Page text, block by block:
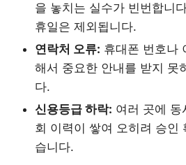
을 놓치는 실수가 빈번합니
휴일은 제외됩니다.
연락처 오류: 휴대폰 번호나
해서 중요한 안내를 받지 못
다.
신용등급 하락: 여러 곳에 동
회 이력이 쌓여 오히려 승인
습니다.